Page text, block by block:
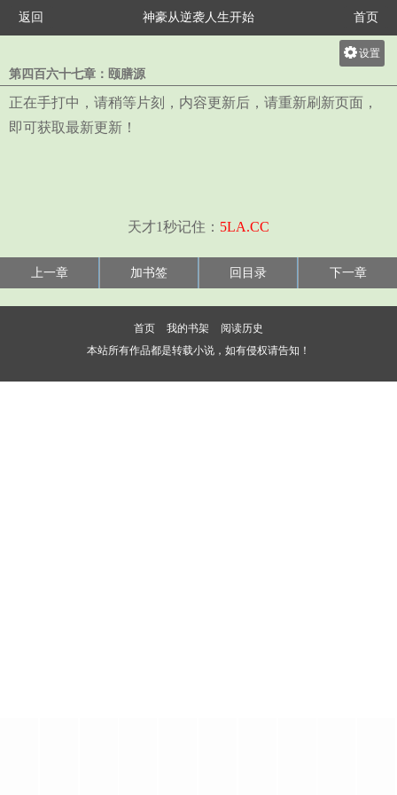
返回 神豪从逆袭人生开始 首页
设置
大
第四百六十七章：颐膳源
正在手打中，请稍等片刻，内容更新后，请重新刷新页面，
即可获取最新更新！
天才1秒记住： 5LA.CC
上一章 加书签 回目录 下一章
首页 我的书架
阅读历史
本站所有作品都是转载小说，如有侵权请告知！